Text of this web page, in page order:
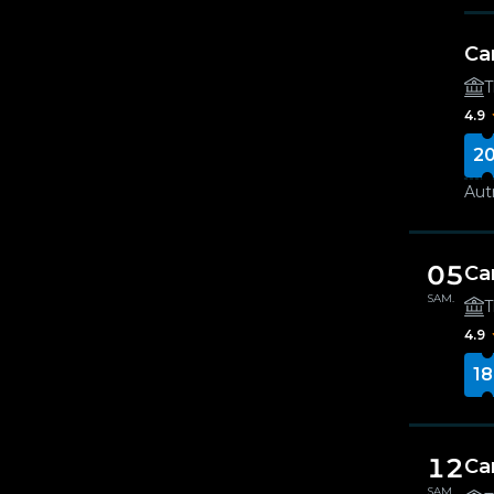
4.9
05
SAM.
4.9
12